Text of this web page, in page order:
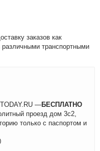
заказов как
различными транспортными
—БЕСПЛАТНО
проезд дом 3с2,
только с паспортом и